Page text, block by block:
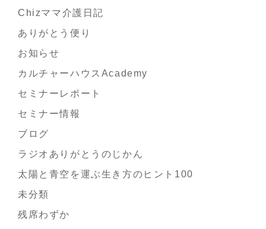
Chizママ介護日記
ありがとう便り
お知らせ
カルチャーハウスAcademy
セミナーレポート
セミナー情報
ブログ
ラジオありがとうのじかん
太陽と青空を運ぶ生き方のヒント100
未分類
残席わずか